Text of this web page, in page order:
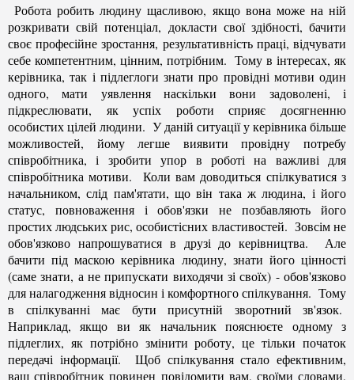
Робота робить людину щасливою, якщо вона може на ній
розкривати свій потенціал, докласти свої здібності, бачити
своє професійне зростання, результативність праці, відчувати
себе компетентним, цінним, потрібним. Тому в інтересах, як
керівника, так і підлеглоги знати про провідні мотиви один
одного, мати уявлення наскільки вони задоволені, і
підкреслювати, як успіх роботи сприяє досягненню
особистих цілей людини. У даній ситуації у керівника більше
можливостей, йому легше виявити провідну потребу
співробітника, і зробити упор в роботі на важливі для
співробітника мотиви. Коли вам доводиться спілкуватися з
начальником, слід пам'ятати, що він така ж людина, і його
статус, повноваження і обов'язки не позбавляють його
простих людських рис, особистісних властивостей. Зовсім не
обов'язково напрошуватися в друзі до керівництва. Але
бачити під маскою керівника людину, знати його цінності
(саме знати, а не припускати виходячи зі своїх) - обов'язково
для налагодження відносин і комфортного спілкування. Тому
в спілкуванні має бути присутній зворотний зв'язок.
Наприклад, якщо ви як начальник пояснюєте одному з
підлеглих, як потрібно змінити роботу, це тільки початок
передачі інформації. Щоб спілкування стало ефективним,
ваш співробітник повинен повідомити вам, своїми словами,